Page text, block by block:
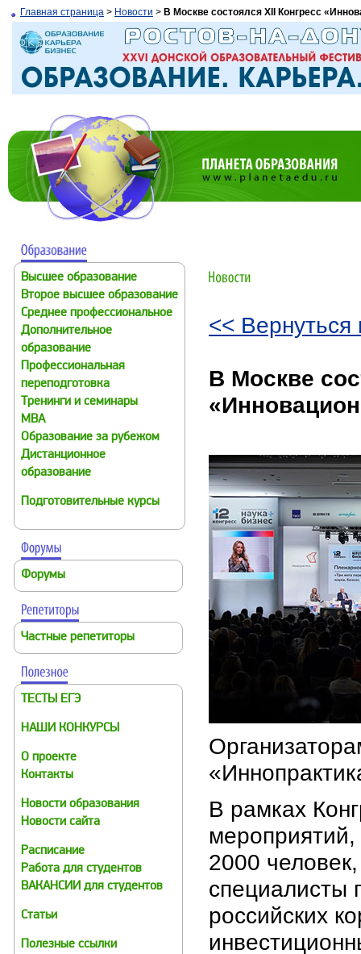
Главная страница > Новости > В Москве состоялся XII Конгресс
Высшее образование
Второе высшее образование
Среднее профессиональное
Дополнительное
образование
Профессиональная
переподготовка
Тренинги и семинары
MBA
Образование за рубежом
Дистанционное
образование
Подготовительные курсы
Форумы
Частные репетиторы
ТЕСТЫ ЕГЭ
НАШИ КОНКУРСЫ
О проекте
Контакты
Новости образования
Новости сайта
Расписание
Работа для студентов
ВАКАНСИИ для студентов
Статьи
Полезные ссылки
<< Вернуться
В Москве
В рамках
2000
специалисты
российских